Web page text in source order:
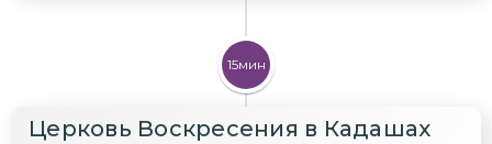
хорошо сохранились до наших дней.
15мин
Церковь Воскресения в Кадашах